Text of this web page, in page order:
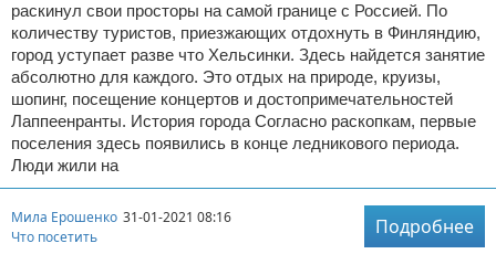
раскинул свои просторы на самой границе с Россией. По
количеству туристов, приезжающих отдохнуть в Финляндию,
город уступает разве что Хельсинки. Здесь найдется занятие
абсолютно для каждого. Это отдых на природе, круизы,
шопинг, посещение концертов и достопримечательностей
Лаппеенранты. История города Согласно раскопкам, первые
поселения здесь появились в конце ледникового периода.
Люди жили на
Мила Ерошенко 31-01-2021 08:16
Что посетить
Подробнее